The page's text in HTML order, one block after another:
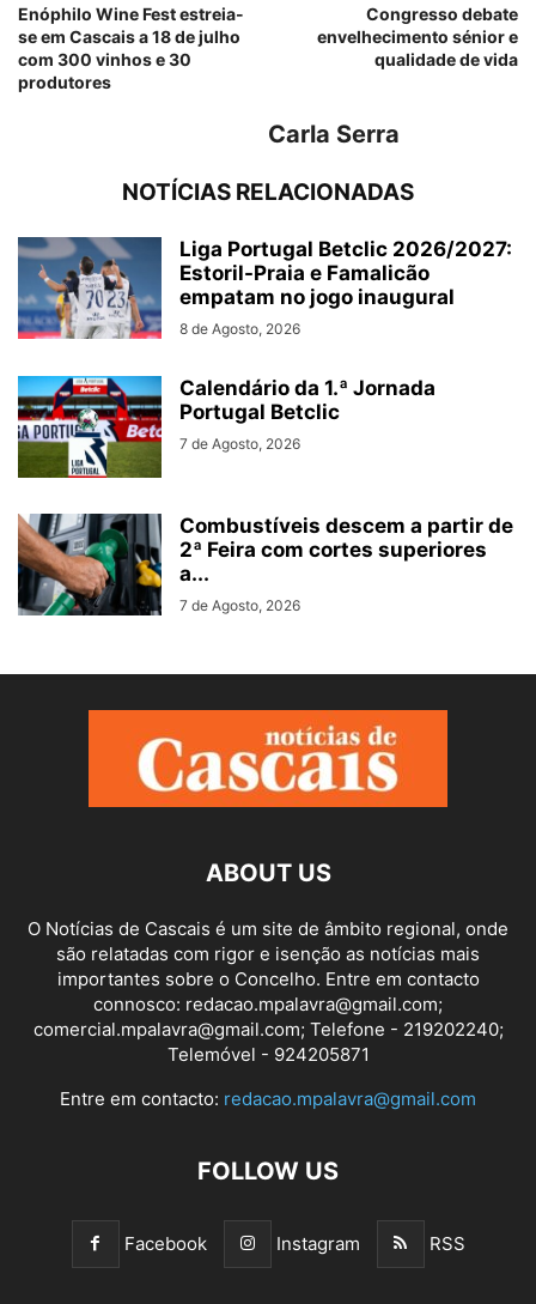
Enóphilo Wine Fest estreia-
se em Cascais a 18 de julho
com 300 vinhos e 30
produtores
Congresso debate
envelhecimento sénior e
qualidade de vida
Carla Serra
NOTÍCIAS RELACIONADAS
Liga Portugal Betclic 2026/2027:
Estoril-Praia e Famalicão
empatam no jogo inaugural
8 de Agosto, 2026
Calendário da 1.ª Jornada
Portugal Betclic
7 de Agosto, 2026
Combustíveis descem a partir de
2ª Feira com cortes superiores
a...
7 de Agosto, 2026
ABOUT US
O Notícias de Cascais é um site de âmbito regional, onde
são relatadas com rigor e isenção as notícias mais
importantes sobre o Concelho. Entre em contacto
connosco: redacao.mpalavra@gmail.com;
comercial.mpalavra@gmail.com; Telefone - 219202240;
Telemóvel - 924205871
Entre em contacto: redacao.mpalavra@gmail.com
FOLLOW US
Facebook Instagram RSS